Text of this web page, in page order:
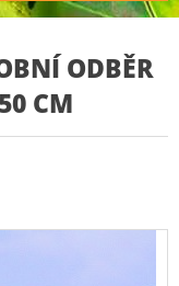
ODBĚR
CM